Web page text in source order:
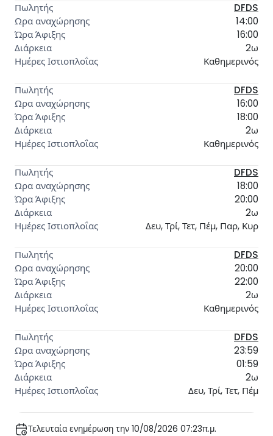
DFDS
14:00
16:00
2ω
Καθημερινός
DFDS
16:00
18:00
2ω
Καθημερινός
DFDS
18:00
20:00
2ω
Δευ, Τρί, Τετ, Πέμ, Παρ, Κυρ
DFDS
20:00
22:00
2ω
Καθημερινός
DFDS
23:59
01:59
2ω
Δευ, Τρί, Τετ, Πέμ
Τελευταία ενημέρωση την 10/08/2026 07:23π.μ.